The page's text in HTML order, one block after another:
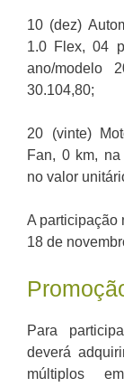
10 (dez)
1.0 Flex, 04
ano/modelo
30.104,80;
20 (vinte)
Fan, 0 km, na
no valor
A participação
18 de
Para
deverá
múltiplos